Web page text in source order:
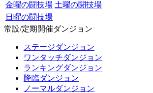
金曜の闘技場 土曜の闘技場
日曜の闘技場
常設/定期開催ダンジョン
ステージダンジョン
ワンタッチダンジョン
ランキングダンジョン
降臨ダンジョン
ノーマルダンジョン